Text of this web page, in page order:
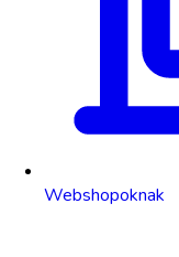
Webshopoknak